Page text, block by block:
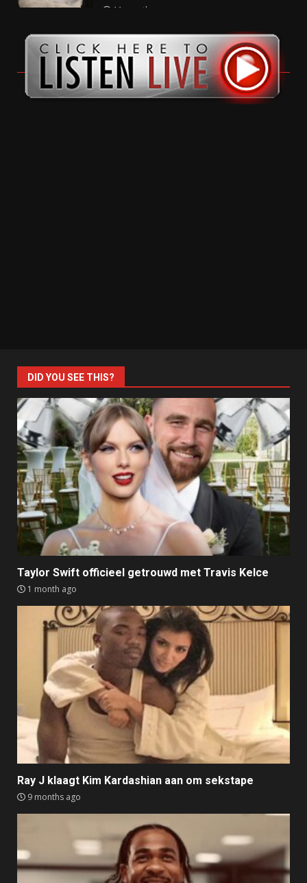
11 months ago
DID YOU SEE THIS?
Taylor Swift officieel getrouwd met Travis Kelce
1 month ago
Ray J klaagt Kim Kardashian aan om sekstape
9 months ago